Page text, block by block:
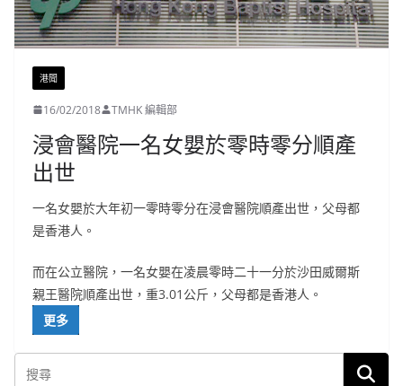
港聞
16/02/2018 TMHK 編輯部
浸會醫院一名女嬰於零時零分順產
出世
一名女嬰於大年初一零時零分在浸會醫院順產出世，父母都
是香港人。
而在公立醫院，一名女嬰在凌晨零時二十一分於沙田威爾斯
親王醫院順產出世，重3.01公斤，父母都是香港人。
更多